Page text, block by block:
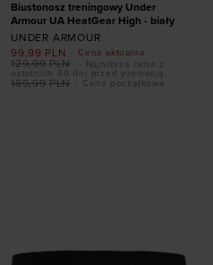
Biustonosz treningowy Under
Armour UA HeatGear High - biały
UNDER ARMOUR
- Cena aktualna
99,99 PLN
- Cena początkowa
189,99 PLN
129,99 PLN
- Najniższa cena z
ostatnich 30 dni przed promocją